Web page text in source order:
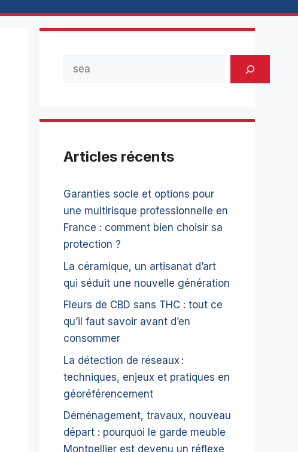
Articles récents
Garanties socle et options pour
une multirisque professionnelle en
France : comment bien choisir sa
protection ?
La céramique, un artisanat d’art
qui séduit une nouvelle génération
Fleurs de CBD sans THC : tout ce
qu’il faut savoir avant d’en
consommer
La détection de réseaux :
techniques, enjeux et pratiques en
géoréférencement
Déménagement, travaux, nouveau
départ : pourquoi le garde meuble
Montpellier est devenu un réflexe